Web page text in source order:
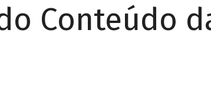
Conteúdo